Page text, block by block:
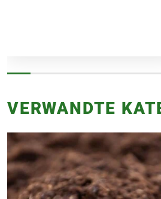
VERWANDTE